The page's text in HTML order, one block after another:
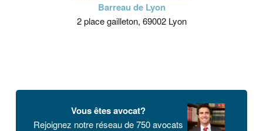
Barreau de Lyon
2 place gailleton, 69002 Lyon
Vous êtes avocat?
Rejoignez notre réseau de 750 avocats